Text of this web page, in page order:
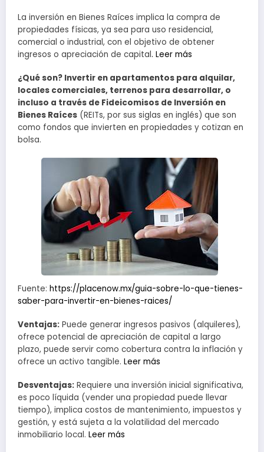
La inversión en Bienes Raíces implica la compra de
propiedades físicas, ya sea para uso residencial,
comercial o industrial, con el objetivo de obtener
ingresos o apreciación de capital. Leer más
¿Qué son? Invertir en apartamentos para alquilar,
locales comerciales, terrenos para desarrollar, o
incluso a través de Fideicomisos de Inversión en
Bienes Raíces (REITs, por sus siglas en inglés) que son
como fondos que invierten en propiedades y cotizan en
bolsa.
Fuente: https://placenow.mx/guia-sobre-lo-que-tienes-
saber-para-invertir-en-bienes-raices/
Ventajas: Puede generar ingresos pasivos (alquileres),
ofrece potencial de apreciación de capital a largo
plazo, puede servir como cobertura contra la inflación y
ofrece un activo tangible. Leer más
Desventajas: Requiere una inversión inicial significativa,
es poco líquida (vender una propiedad puede llevar
tiempo), implica costos de mantenimiento, impuestos y
gestión, y está sujeta a la volatilidad del mercado
inmobiliario local. Leer más